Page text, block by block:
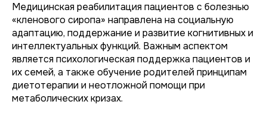
Медицинская реабилитация пациентов с болезнью
«кленового сиропа» направлена на социальную
адаптацию, поддержание и развитие когнитивных и
интеллектуальных функций. Важным аспектом
является психологическая поддержка пациентов и
их семей, а также обучение родителей принципам
диетотерапии и неотложной помощи при
метаболических кризах.